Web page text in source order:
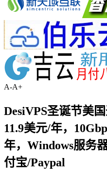
A-A+
DesiVPS圣诞节美
11.9美元/年，
年，Windows服务
付宝/Paypal